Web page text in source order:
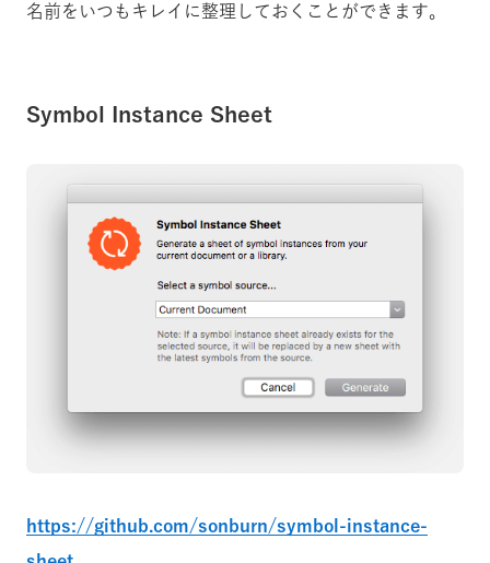
名前をいつもキレイに整理しておくことができます。
Symbol Instance Sheet
https://github.com/sonburn/symbol-instance-